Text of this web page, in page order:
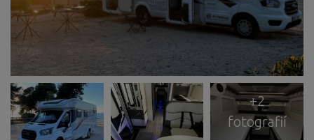
+2
fotografií